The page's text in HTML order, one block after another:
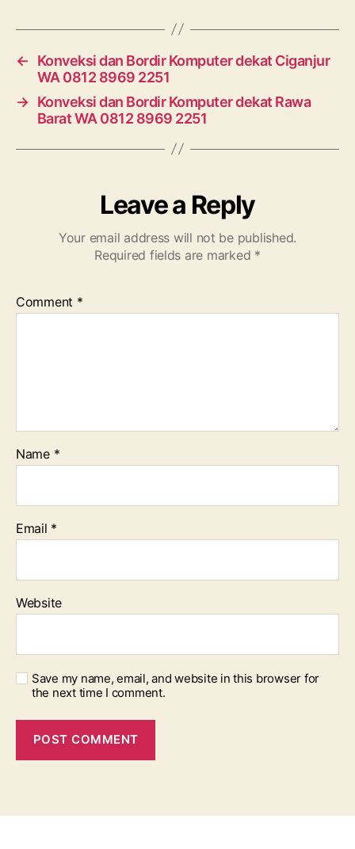
←
Konveksi dan Bordir Komputer dekat Ciganjur
WA 0812 8969 2251
→ Konveksi dan Bordir Komputer dekat Rawa
Barat WA 0812 8969 2251
Leave a Reply
Your email address will not be published.
Required fields are marked *
Comment *
Name *
Email *
Website
Save my name, email, and website in this browser for
the next time I comment.